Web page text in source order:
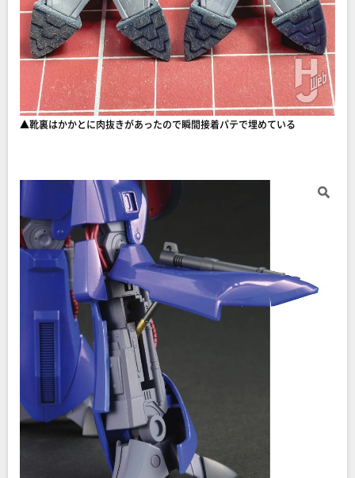
▲靴裏はかかとに肉抜きがあったので瞬間接着パテで埋めている